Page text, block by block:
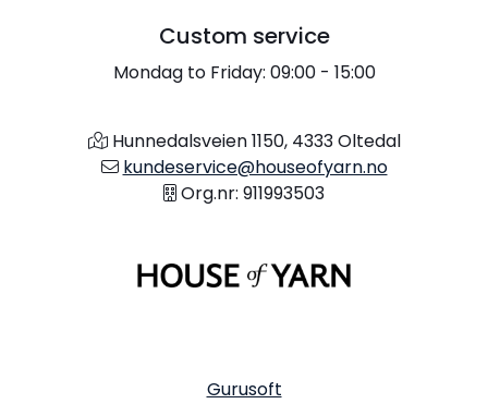
Custom service
Mondag to Friday: 09:00 - 15:00
Hunnedalsveien 1150, 4333 Oltedal
kundeservice@houseofyarn.no
Org.nr: 911993503
Gurusoft